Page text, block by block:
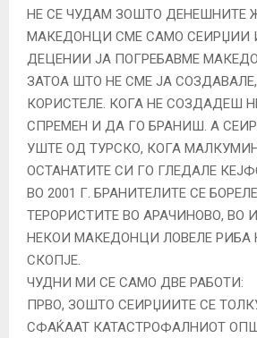
НЕ СЕ ЧУДАМ ЗОШТО ДЕНЕШНИТЕ
МАКЕДОНЦИ СМЕ САМО СЕИРЏИИ
ДЕЦЕНИИ ЈА ПОГРЕБАВМЕ
ЗАТОА ШТО НЕ СМЕ ЈА
КОРИСТЕЛЕ. КОГА НЕ СОЗДАДЕШ
СПРЕМЕН И ДА ГО БРАНИШ. А
УШТЕ ОД ТУРСКО, КОГА
ОСТАНАТИТЕ СИ ГО ГЛЕДАЛЕ
ВО 2001 Г. БРАНИТЕЛИТЕ СЕ
ТЕРОРИСТИТЕ ВО АРАЧИНОВО, ВО
НЕКОИ МАКЕДОНЦИ ЛОВЕЛЕ РИБА
СКОПЈЕ.
ЧУДНИ МИ СЕ САМО ДВЕ РАБОТИ:
ПРВО, ЗОШТО СЕИРЏИИТЕ СЕ
СФАЌААТ КАТАСТРОФАЛНИОТ